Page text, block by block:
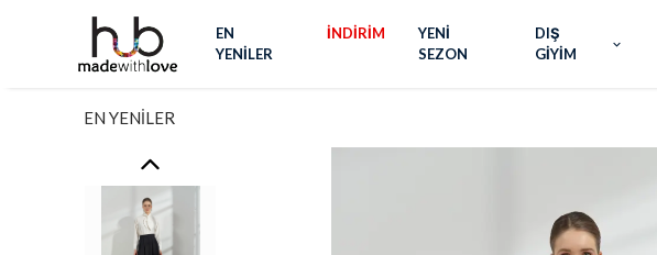
EN
YENİLER
İNDİRİM
YENİ
SEZON
DIŞ
GİYİM
EN YENİLER